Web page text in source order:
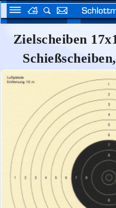
Zielscheiben